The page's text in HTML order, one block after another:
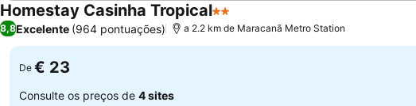
Homestay Casinha Tropical2 Estrelas
8,8Excelente (964 pontuações) a 2.2 km de Maracanã Metro Station
De € 23
Consulte os preços de 4 sites